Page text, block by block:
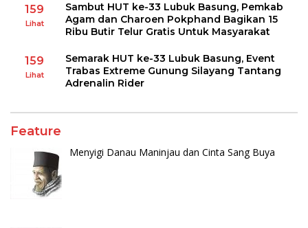
159
Lihat
Sambut HUT ke-33 Lubuk Basung, Pemkab
Agam dan Charoen Pokphand Bagikan 15
Ribu Butir Telur Gratis Untuk Masyarakat
159
Lihat
Semarak HUT ke-33 Lubuk Basung, Event
Trabas Extreme Gunung Silayang Tantang
Adrenalin Rider
Feature
Menyigi Danau Maninjau dan Cinta Sang Buya